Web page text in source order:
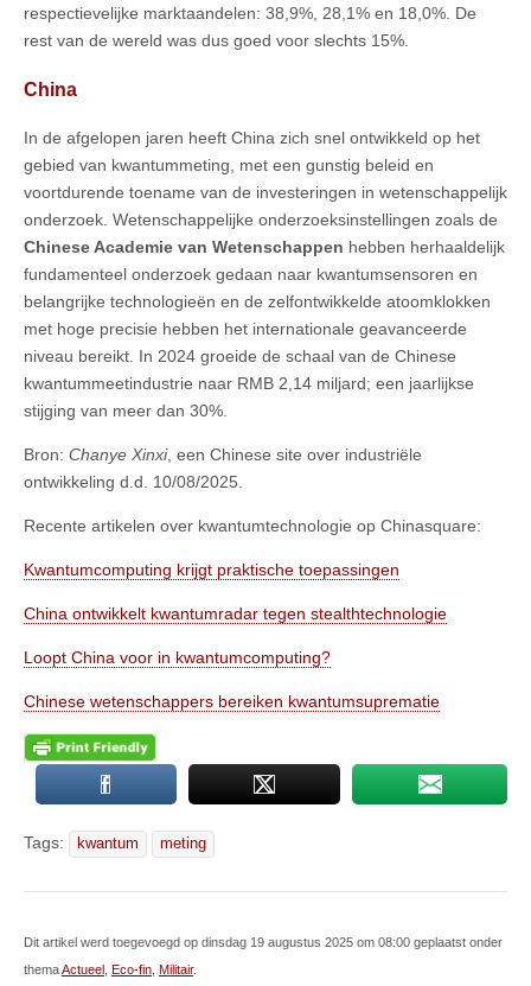
respectievelijke marktaandelen: 38,9%, 28,1% en 18,0%. De
rest van de wereld was dus goed voor slechts 15%.
China
In de afgelopen jaren heeft China zich snel ontwikkeld op het
gebied van kwantummeting, met een gunstig beleid en
voortdurende toename van de investeringen in wetenschappelijk
onderzoek. Wetenschappelijke onderzoeksinstellingen zoals de
Chinese Academie van Wetenschappen hebben herhaaldelijk
fundamenteel onderzoek gedaan naar kwantumsensoren en
belangrijke technologieën en de zelfontwikkelde atoomklokken
met hoge precisie hebben het internationale geavanceerde
niveau bereikt. In 2024 groeide de schaal van de Chinese
kwantummeetindustrie naar RMB 2,14 miljard; een jaarlijkse
stijging van meer dan 30%.
Bron: Chanye Xinxi, een Chinese site over industriële
ontwikkeling d.d. 10/08/2025.
Recente artikelen over kwantumtechnologie op Chinasquare:
Kwantumcomputing krijgt praktische toepassingen
China ontwikkelt kwantumradar tegen stealthtechnologie
Loopt China voor in kwantumcomputing?
Chinese wetenschappers bereiken kwantumsuprematie
Tags: kwantum meting
Dit artikel werd toegevoegd op dinsdag 19 augustus 2025 om 08:00 geplaatst onder
themaActueel Eco-fin Militair.